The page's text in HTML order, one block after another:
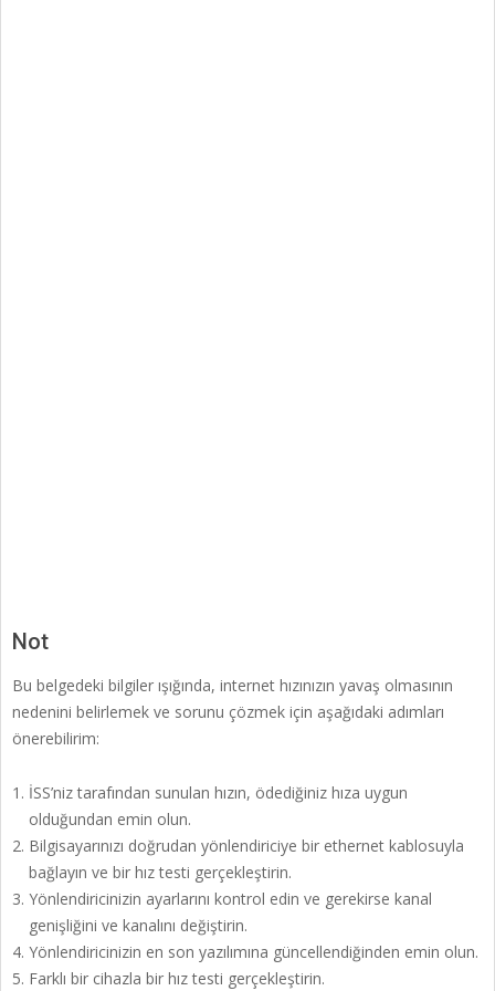
Not
Bu belgedeki bilgiler ışığında, internet hızınızın yavaş olmasının
nedenini belirlemek ve sorunu çözmek için aşağıdaki adımları
önerebilirim:
İSS’niz tarafından sunulan hızın, ödediğiniz hıza uygun
olduğundan emin olun.
Bilgisayarınızı doğrudan yönlendiriciye bir ethernet kablosuyla
bağlayın ve bir hız testi gerçekleştirin.
Yönlendiricinizin ayarlarını kontrol edin ve gerekirse kanal
genişliğini ve kanalını değiştirin.
Yönlendiricinizin en son yazılımına güncellendiğinden emin olun.
Farklı bir cihazla bir hız testi gerçekleştirin.